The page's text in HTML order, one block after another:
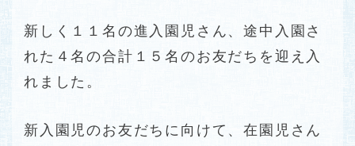
新しく１１名の進入園児さん、途中入園さ
れた４名の合計１５名のお友だちを迎え入
れました。
新入園児のお友だちに向けて、在園児さん